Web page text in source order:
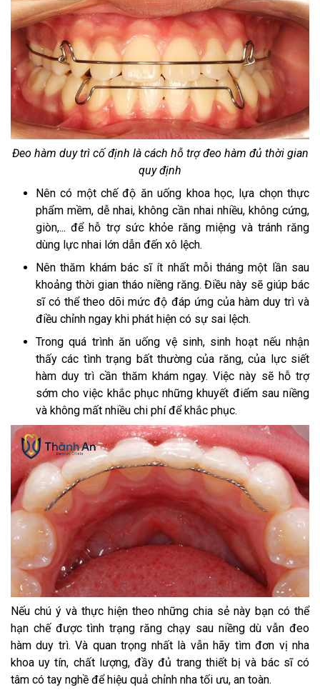
Đeo hàm duy trì cố định là cách hỗ trợ đeo hàm đủ thời gian
quy định
Nên có một chế độ ăn uống khoa học, lựa chọn thực
phẩm mềm, dễ nhai, không cần nhai nhiều, không cứng,
giòn,... để hỗ trợ sức khỏe răng miệng và tránh răng
dùng lực nhai lớn dẫn đến xô lệch.
Nên thăm khám bác sĩ ít nhất mỗi tháng một lần sau
khoảng thời gian tháo niềng răng. Điều này sẽ giúp bác
sĩ có thể theo dõi mức độ đáp ứng của hàm duy trì và
điều chỉnh ngay khi phát hiện có sự sai lệch.
Trong quá trình ăn uống vệ sinh, sinh hoạt nếu nhận
thấy các tình trạng bất thường của răng, của lực siết
hàm duy trì cần thăm khám ngay. Việc này sẽ hỗ trợ
sớm cho việc khắc phục những khuyết điểm sau niềng
và không mất nhiều chi phí để khắc phục.
Nếu chú ý và thực hiện theo những chia sẻ này bạn có thể
hạn chế được tình trạng răng chạy sau niềng dù vẫn đeo
hàm duy trì. Và quan trọng nhất là vẫn hãy tìm đơn vị nha
khoa uy tín, chất lượng, đầy đủ trang thiết bị và bác sĩ có
tâm có tay nghề để hiệu quả chỉnh nha tối ưu, an toàn.